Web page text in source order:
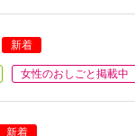
新着
女性のおしごと掲載中
新着